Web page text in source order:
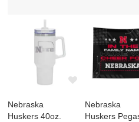
Nebraska
Huskers 40oz.
Nebraska
Huskers